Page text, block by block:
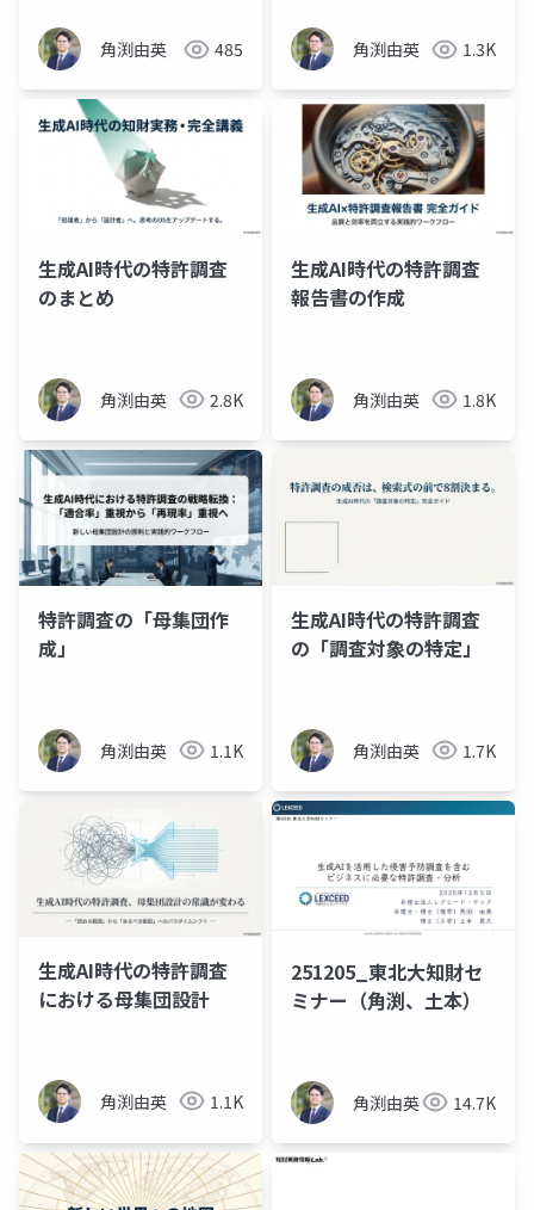
角渕由英 485 角渕由英 1.3K
生成AI時代の特許調査
のまとめ
角渕由英 2.8K
生成AI時代の特許調査
報告書の作成
角渕由英 1.8K
特許調査の「母集団作
成」
角渕由英 1.1K
生成AI時代の特許調査
の「調査対象の特定」
角渕由英 1.7K
生成AI時代の特許調査
における母集団設計
角渕由英 1.1K
251205_東北大知財セ
ミナー（角渕、土本）
角渕由英 14.7K